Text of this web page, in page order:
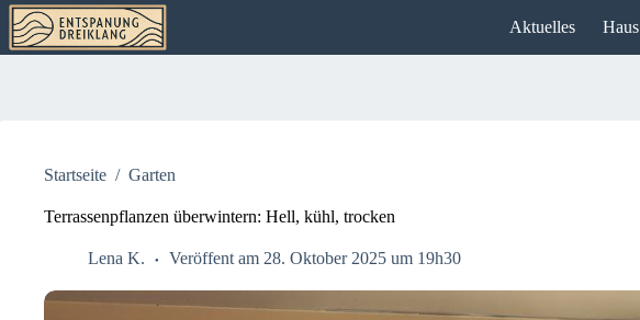
Zum
Inhalt
springen
Aktuelles Haus
Startseite / Garten
Terrassenpflanzen überwintern: Hell, kühl, trocken
Lena K. Veröffent am 28. Oktober 2025 um 19h30